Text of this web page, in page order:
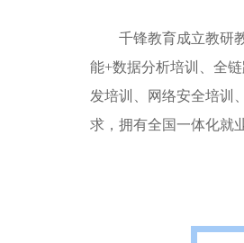
千锋教育成立教研
能+数据分析培训、全
发培训、网络安全培训
求，拥有全国一体化就